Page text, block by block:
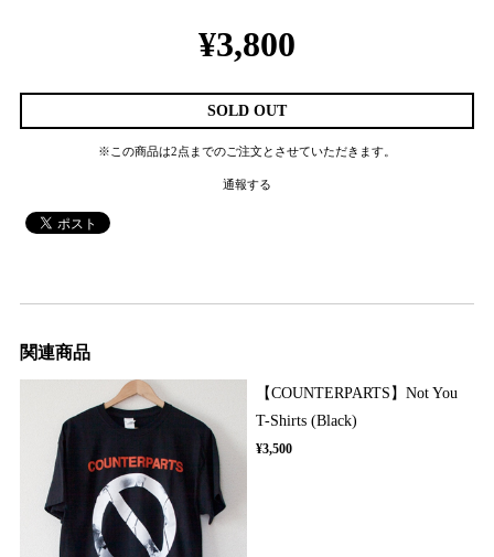
¥3,800
SOLD OUT
※この商品は2点までのご注文とさせていただきます。
通報する
関連商品
【COUNTERPARTS】Not You
T-Shirts (Black)
¥3,500